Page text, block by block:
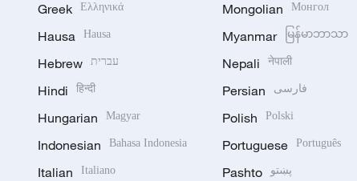
Greek Ελληνικά
Hausa Hausa
Hebrew עברית
Hindi हिन्दी
Hungarian Magyar
Indonesian Bahasa Indonesia
Italian Italiano
Mongolian Монгол
Myanmar မြန်မာဘာသာ
Nepali नेपाली
Persian فارسی
Polish Polski
Portuguese Português
Pashto پښتو